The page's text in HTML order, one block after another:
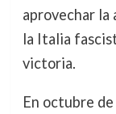
aprovechar la
la Italia
victoria.
En octubre